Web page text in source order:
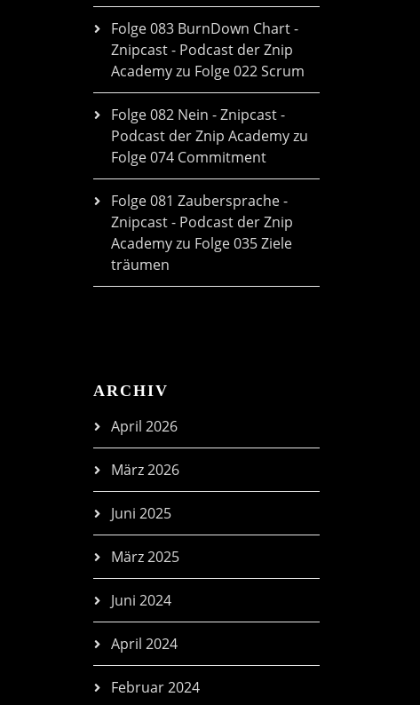
Folge 083 BurnDown Chart -
Znipcast - Podcast der Znip
Academyzu Folge 022 Scrum
Folge 082 Nein - Znipcast -
Podcast der Znip Academyzu
Folge 074 Commitment
Folge 081 Zaubersprache -
Znipcast - Podcast der Znip
Academyzu Folge 035 Ziele
träumen
ARCHIV
April 2026
März 2026
Juni 2025
März 2025
Juni 2024
April 2024
Februar 2024